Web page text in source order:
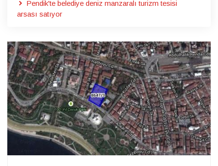
Pendik'te belediye deniz manzaralı turizm tesisi
arsası satıyor